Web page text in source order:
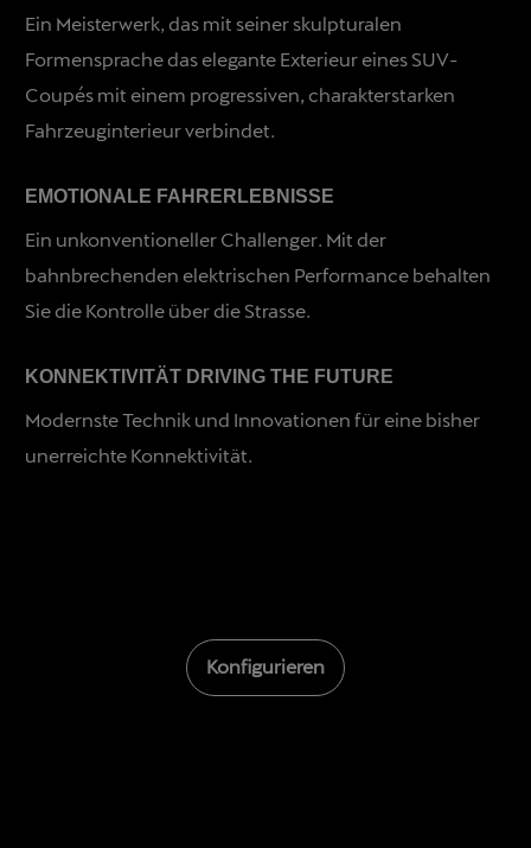
Ein Meisterwerk, das mit seiner skulpturalen
Formensprache das elegante Exterieur eines SUV-
Coupés mit einem progressiven, charakterstarken
Fahrzeuginterieur verbindet.
EMOTIONALE FAHRERLEBNISSE
Ein unkonventioneller Challenger. Mit der
bahnbrechenden elektrischen Performance behalten
Sie die Kontrolle über die Strasse.
KONNEKTIVITÄT DRIVING THE FUTURE
Modernste Technik und Innovationen für eine bisher
unerreichte Konnektivität.
Konfigurieren